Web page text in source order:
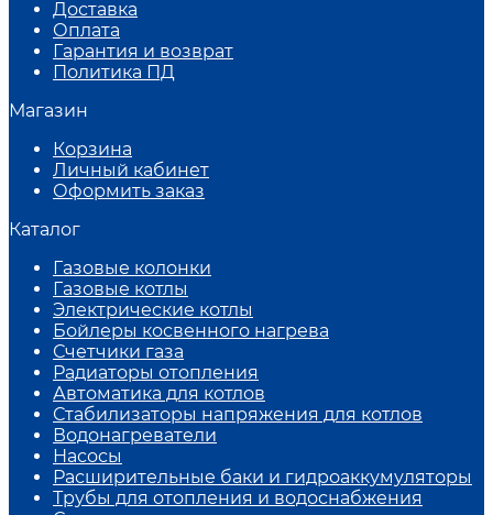
Доставка
Оплата
Гарантия и возврат
Политика ПД
Магазин
Корзина
Личный кабинет
Оформить заказ
Каталог
Газовые колонки
Газовые котлы
Электрические котлы
Бойлеры косвенного нагрева
Счетчики газа
Радиаторы отопления
Автоматика для котлов
Стабилизаторы напряжения для котлов
Водонагреватели
Насосы
Расширительные баки и гидроаккумуляторы
Трубы для отопления и водоснабжения